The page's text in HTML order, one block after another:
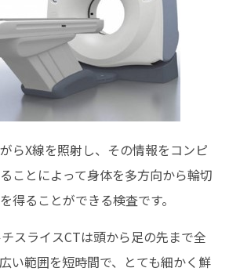
らX線を照射し、その情報をコンピ
ことによって身体を多方向から輪切
得ることができる検査です。
スライスCTは頭から足の先まで全
い範囲を短時間で、とても細かく鮮